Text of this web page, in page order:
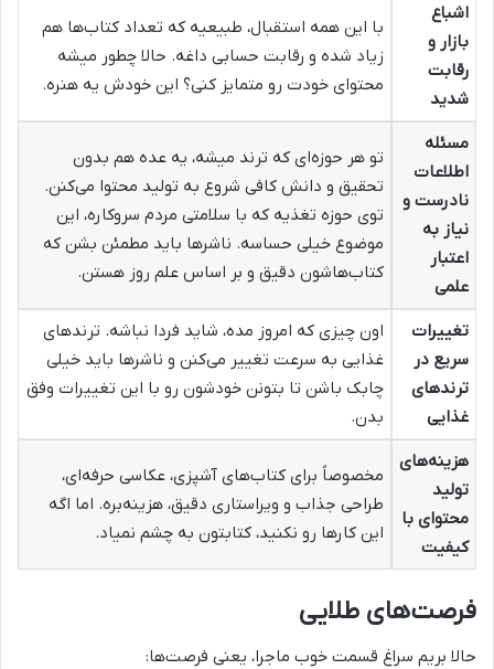
اشباع
بازار و
رقابت
شدید
با این همه استقبال، طبیعیه که تعداد کتاب‌ها هم
زیاد شده و رقابت حسابی داغه. حالا چطور میشه
محتوای خودت رو متمایز کنی؟ این خودش یه هنره.
مسئله
اطلاعات
نادرست و
نیاز به
اعتبار
علمی
تو هر حوزه‌ای که ترند میشه، یه عده هم بدون
تحقیق و دانش کافی شروع به تولید محتوا می‌کنن.
توی حوزه تغذیه که با سلامتی مردم سروکاره، این
موضوع خیلی حساسه. ناشرها باید مطمئن بشن که
کتاب‌هاشون دقیق و بر اساس علم روز هستن.
تغییرات
سریع در
ترندهای
غذایی
اون چیزی که امروز مده، شاید فردا نباشه. ترندهای
غذایی به سرعت تغییر می‌کنن و ناشرها باید خیلی
چابک باشن تا بتونن خودشون رو با این تغییرات وفق
بدن.
هزینه‌های
تولید
محتوای با
کیفیت
مخصوصاً برای کتاب‌های آشپزی، عکاسی حرفه‌ای،
طراحی جذاب و ویراستاری دقیق، هزینه‌بره. اما اگه
این کارها رو نکنید، کتابتون به چشم نمیاد.
فرصت‌های طلایی
حالا بریم سراغ قسمت خوب ماجرا، یعنی فرصت‌ها: